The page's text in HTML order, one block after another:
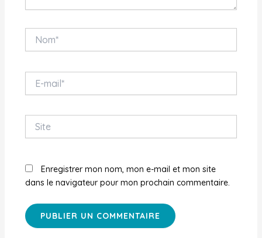
mail*
Enregistrer mon nom, mon e-mail et mon site
dans le navigateur pour mon prochain commentaire.